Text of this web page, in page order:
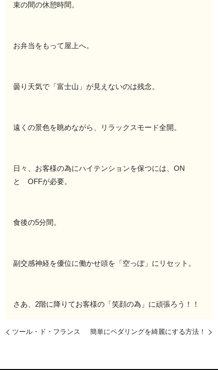
束の間の休憩時間。
お弁当をもって屋上へ。
曇り天気で「富士山」が見えないのは残念。
遠くの景色を眺めながら、リラックスモード全開。
日々、お客様の為にハイテンションを保つには、ON
と OFFが必要。
食後の5分間。
副交感神経を優位に働かせ頭を「空っぽ」にリセット。
さあ、2階に降りてお客様の「笑顔の為」に頑張ろう！！
ツール・ド・フランス 簡単にペダリングを綺麗にする方法！